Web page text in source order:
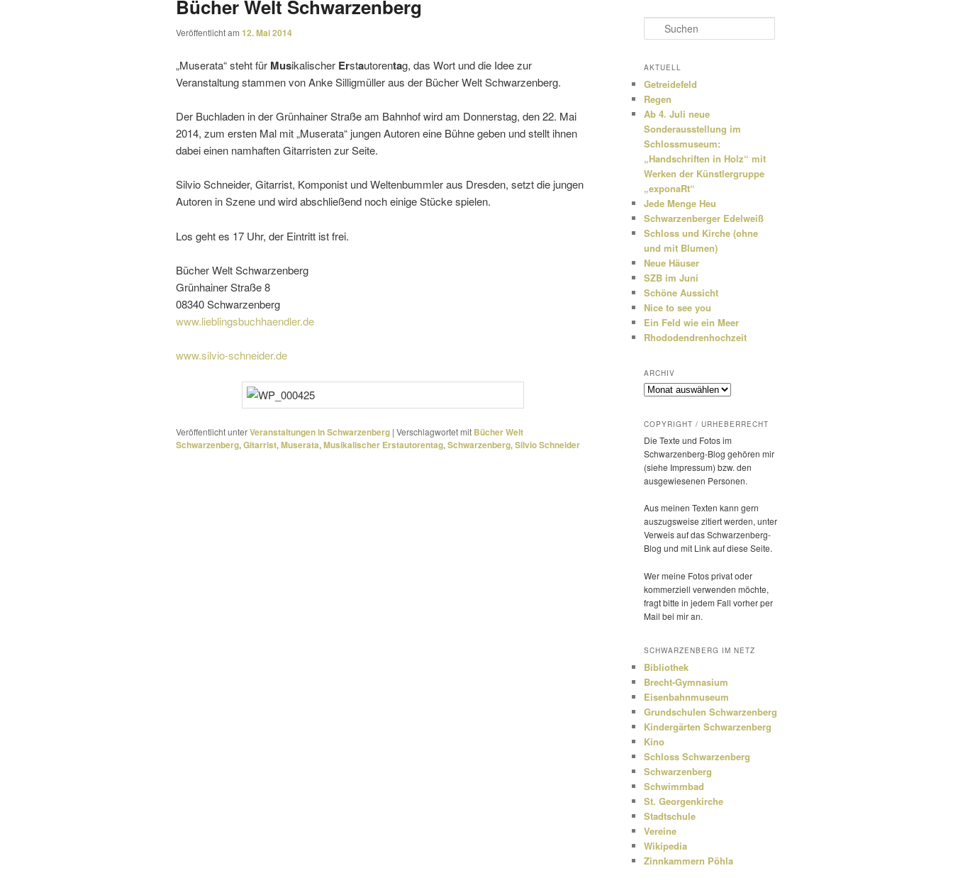
Bücher Welt Schwarzenberg
Veröffentlicht am 12. Mai 2014
„Muserata“ steht für Musikali­scher Erstautorentag, das Wort und die Idee zur
Veranstaltung stammen von Anke Silligmüller aus der Bücher Welt Schwarzenberg.
Der Buchladen in der Grünhainer Straße am Bahnhof wird am Donnerstag, den 22. Mai
2014, zum ersten Mal mit „Muserata“ jungen Autoren eine Bühne geben und stellt ihnen
dabei einen namhaften Gitarristen zur Seite.
Silvio Schneider, Gitarrist, Komponist und Weltenbummler aus Dresden, setzt die jungen
Autoren in Szene und wird abschlie­ßend noch einige Stücke spielen.
Los geht es 17 Uhr, der Eintritt ist frei.
Bücher Welt Schwarzenberg
Grünhainer Straße 8
08340 Schwarzenberg
www.lieblingsbuchhaendler.de
www.silvio-schneider.de
Veröffentlicht unterVeranstaltungen in Schwarzenberg | Verschlagwortet mit Bücher Welt
Schwarzenberg, Gitarrist, Muserata, Musikalischer Erstautorentag, Schwarzenberg, Silvio Schneider
u
h
n
AKTUELL
Getreidefeld
Regen
Ab 4. Juli neue
Sonderausstellung im
Schlossmuseum:
„Handschriften in Holz“ mit
Werken der Künstlergruppe
„exponaRt“
Jede Menge Heu
Schwarzenberger Edelweiß
Schloss und Kirche (ohne
und mit Blumen)
Neue Häuser
SZB im Juni
Schöne Aussicht
Nice to see you
Ein Feld wie ein Meer
Rhododendrenhochzeit
ARCHIV
Archiv
COPYRIGHT / URHEBERRECHT
Die Texte und Fotos im
Schwarzenberg-Blog gehören mir
(siehe Impressum) bzw. den
ausge­wie­senen Personen.
Aus meinen Texten kann gern
auszugs­weise zitiert werden, unter
Verweis auf das Schwarzenberg-
Blog und mit Link auf diese Seite.
Wer meine Fotos privat oder
kommer­ziell verwenden möchte,
fragt bitte in jedem Fall vorher per
Mail bei mir an.
SCHWARZENBERG IM NETZ
Bibliothek
Brecht-Gymnasium
Eisenbahnmuseum
Grundschulen Schwarzenberg
Kindergärten Schwarzenberg
Kino
Schloss Schwarzenberg
Schwarzenberg
Schwimmbad
St. Georgenkirche
Stadtschule
Vereine
Wikipedia
Zinnkammern Pöhla